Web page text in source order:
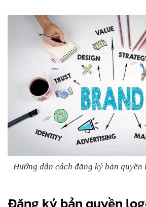
Hướng dẫn cách đăng ký bản
Đăng ký bản quyền